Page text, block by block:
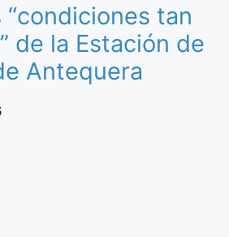
tan
de la Estación de
Antequera